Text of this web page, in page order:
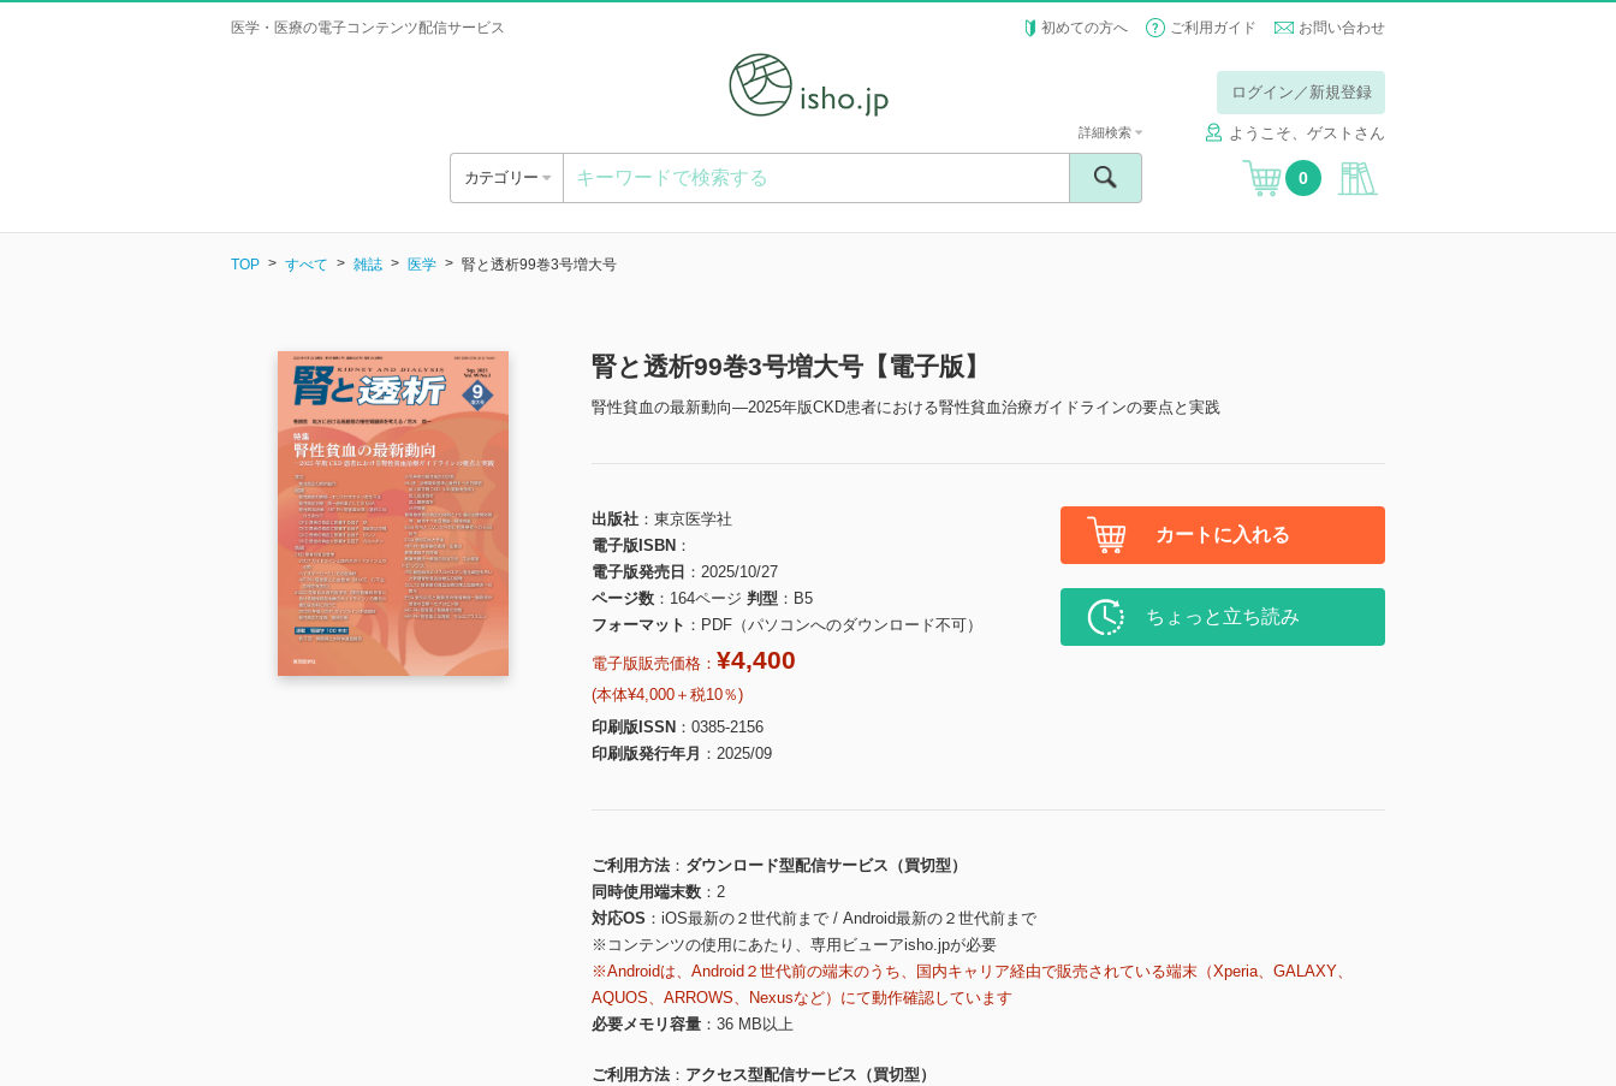
医学・医療の電子コンテンツ配信サービス 初めての方へ ご利用ガイド お問い合わせ
ログイン／新規登録
ようこそ、ゲストさん
カテゴリー
詳細検索
0
TOP すべて 雑誌 医学 腎と透析99巻3号増大号
腎と透析99巻3号増大号【電子版】
腎性貧血の最新動向―2025年版CKD患者における腎性貧血治療ガイドラインの要点と実践
出版社
東京医学社
電子版ISBN
電子版発売日
2025/10/27
ページ数
164ページ 判型
B5
フォーマット
PDF（パソコンへのダウンロード不可）
電子版販売価格： ¥4,400
(本体¥4,000＋税10％)
印刷版ISSN
0385-2156
印刷版発行年月
2025/09
カートに入れる
ちょっと立ち読み
ご利用方法
ダウンロード型配信サービス（買切型）
同時使用端末数
2
対応OS
iOS最新の２世代前まで / Android最新の２世代前まで
※コンテンツの使用にあたり、専用ビューアisho.jpが必要
※Androidは、Android２世代前の端末のうち、国内キャリア経由で販売されている端末（Xperia、GALAXY、
AQUOS、ARROWS、Nexusなど）にて動作確認しています
必要メモリ容量
36 MB以上
ご利用方法
アクセス型配信サービス（買切型）